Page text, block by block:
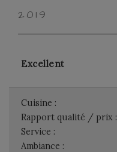
2019
Excellent
Cuisine :
Rapport qualité / prix :
Service :
Ambiance :